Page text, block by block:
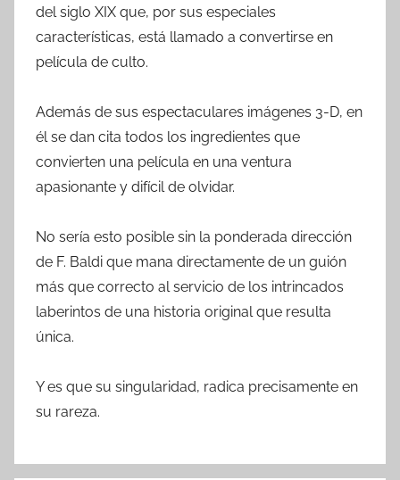
del siglo XIX que, por sus especiales
características, está llamado a convertirse en
película de culto.
Además de sus espectaculares imágenes 3-D, en
él se dan cita todos los ingredientes que
convierten una película en una ventura
apasionante y difícil de olvidar.
No sería esto posible sin la ponderada dirección
de F. Baldi que mana directamente de un guión
más que correcto al servicio de los intrincados
laberintos de una historia original que resulta
única.
Y es que su singularidad, radica precisamente en
su rareza.